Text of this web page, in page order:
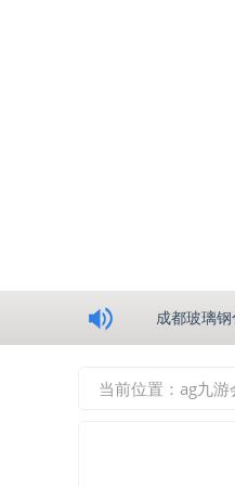
成都玻璃
四川玻璃
当前位置： ag九游